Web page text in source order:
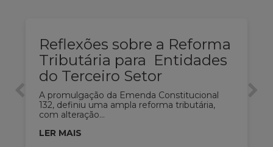
Reflexões sobre a Reforma
Tributária para Entidades
do Terceiro Setor
A promulgação da Emenda Constitucional
132, definiu uma ampla reforma tributária,
com alteração...
LER MAIS